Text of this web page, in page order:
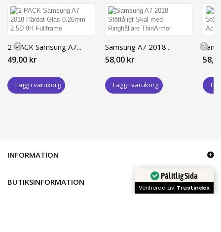
2-PACK Samsung A7...
49,00 kr
Lägg i varukorg
Samsung A7 2018...
58,00 kr
Lägg i varukorg
INFORMATION
BUTIKSINFORMATION
Pålitlig Sida
Verifierad av: Trustindex